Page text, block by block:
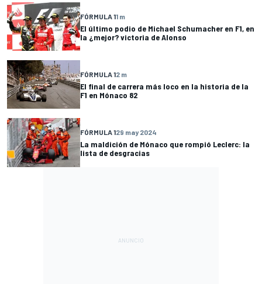
FÓRMULA 11 m
El último podio de Michael Schumacher en F1, en
la ¿mejor? victoria de Alonso
FÓRMULA 12 m
El final de carrera más loco en la historia de la
F1 en Mónaco 82
FÓRMULA 129 may 2024
La maldición de Mónaco que rompió Leclerc: la
lista de desgracias